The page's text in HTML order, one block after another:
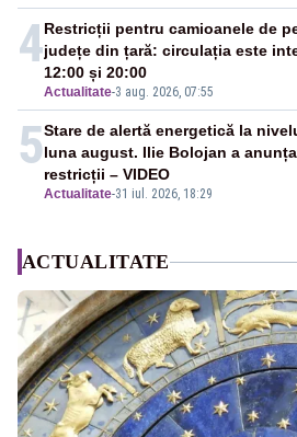
4
Actualitate-3 aug. 2026, 07:55
Restricții pentru camioanele de
județe din țară: circulația este
12:00 și 20:00
5
Actualitate-31 iul. 2026, 18:29
Stare de alertă energetică la
luna august. Ilie Bolojan a
restricții – VIDEO
ACTUALITATE